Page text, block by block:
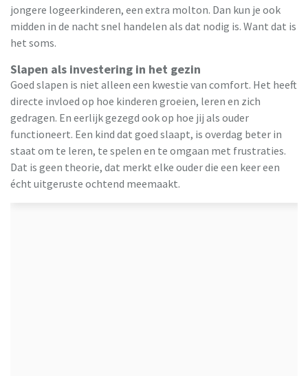
jongere logeerkinderen, een extra molton. Dan kun je ook
midden in de nacht snel handelen als dat nodig is. Want dat is
het soms.
Slapen als investering in het gezin
Goed slapen is niet alleen een kwestie van comfort. Het heeft
directe invloed op hoe kinderen groeien, leren en zich
gedragen. En eerlijk gezegd ook op hoe jij als ouder
functioneert. Een kind dat goed slaapt, is overdag beter in
staat om te leren, te spelen en te omgaan met frustraties.
Dat is geen theorie, dat merkt elke ouder die een keer een
écht uitgeruste ochtend meemaakt.